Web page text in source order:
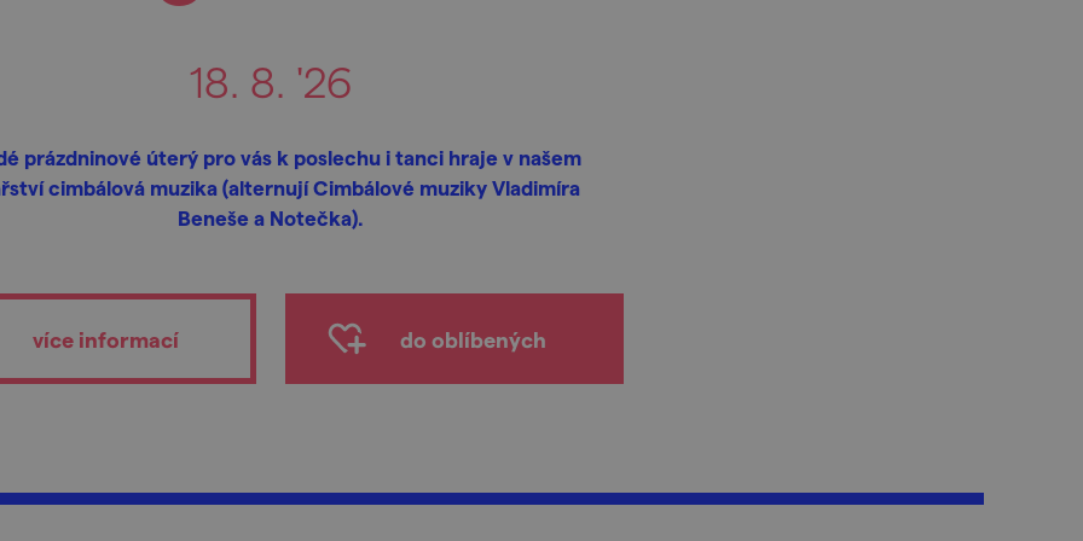
18. 8. '26
prázdninové úterý pro vás k poslechu i tanci hraje v našem
cimbálová muzika (alternují Cimbálové muziky Vladimíra
Beneše a Notečka).
více informací do oblíbených